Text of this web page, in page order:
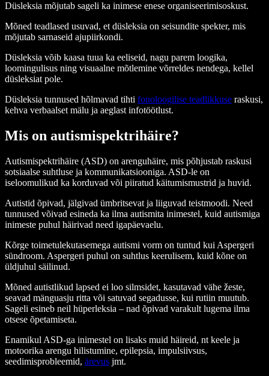
Düsleksia mõjutab sageli ka inimese enese organiseerimisoskust.
Mõned teadlased usuvad, et düsleksia on seisundite spekter, mis
mõjutab sarnaseid ajupiirkondi.
Düsleksia võib kaasa tuua ka eeliseid, nagu parem loogika,
loomingulisus ning visuaalne mõtlemine võrreldes nendega, kellel
düsleksiat pole.
Düsleksia tunnused hõlmavad tihti fonoloogilise teadlikkuse raskusi,
kehva verbaalset mälu ja aeglast infotöötlust.
Mis on autismispektrihäire?
Autismispektrihäire (ASD) on arenguhäire, mis põhjustab raskusi
sotsiaalse suhtluse ja kommunikatsiooniga. ASD-le on
iseloomulikud ka korduvad või piiratud käitumismustrid ja huvid.
Autistid õpivad, jälgivad ümbritsevat ja liiguvad teistmoodi. Need
tunnused võivad esineda ka ilma autismita inimestel, kuid autismiga
inimeste puhul häirivad need igapäevaelu.
Kõrge toimetulekutasemega autismi vorm on tuntud kui Aspergeri
sündroom. Aspergeri puhul on suhtlus keerulisem, kuid kõne on
üldjuhul säilinud.
Mõned autistlikud lapsed ei loo silmsidet, kasutavad vähe žeste,
seavad mänguasju ritta või satuvad segadusse, kui rutiin muutub.
Sageli esineb neil hüperleksia – nad õpivad varakult lugema ilma
otsese õpetamiseta.
Enamikul ASD-ga inimestel on lisaks muid häireid, nt keele ja
motoorika arengu hilistumine, epilepsia, impulsiivsus,
seedimisprobleemid, ärevus jmt.